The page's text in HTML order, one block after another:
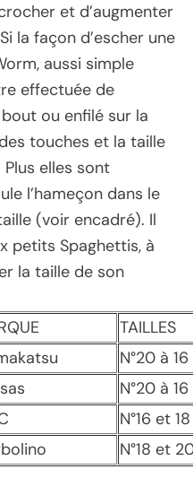
et d’augmenter
la façon d’escher une
aussi simple
effectuée de
ou enfilé sur la
touches et la taille
elles sont
l’hameçon dans le
(voir encadré). Il
petits Spaghettis, à
la taille de son
TAILLES
N°20 à 16
N°20 à 16
N°16 et 18
N°18 et